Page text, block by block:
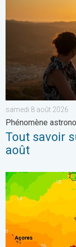
samedi 8 août 2026
Phénomène
Tout savoir
août
Retour fracassant